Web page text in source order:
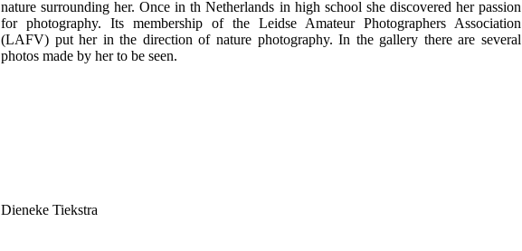
nature surrounding her. Once in th Netherlands in high school she discovered her passion
for photography. Its membership of the Leidse Amateur Photographers Association
(LAFV) put her in the direction of nature photography. In the gallery there are several
photos made by her to be seen.
Dieneke Tiekstra